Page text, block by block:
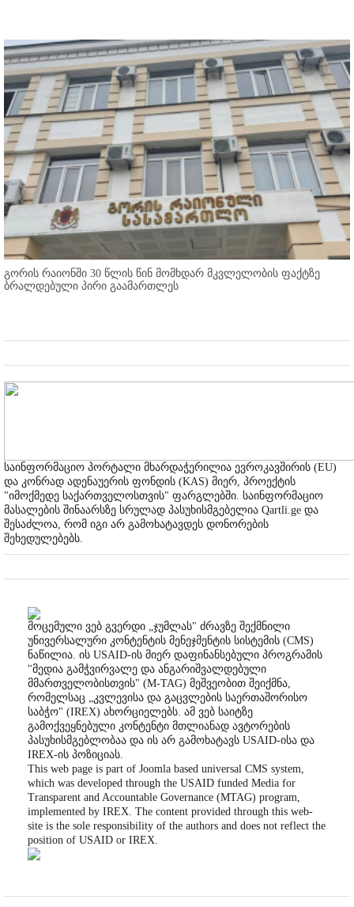
გორის რაიონში 30 წლის წინ მომხდარ მკვლელობის ფაქტზე
ბრალდებული პირი გაამართლეს
საინფორმაციო პორტალი მხარდაჭერილია ევროკავშირის (EU)
და კონრად ადენაუერის ფონდის (KAS) მიერ, პროექტის
"იმოქმედე საქართველოსთვის" ფარგლებში. საინფორმაციო
მასალების შინაარსზე სრულად პასუხისმგებელია Qartli.ge და
შესაძლოა, რომ იგი არ გამოხატავდეს დონორების
შეხედულებებს.
მოცემული ვებ გვერდი „ჯუმლას" ძრავზე შექმნილი
უნივერსალური კონტენტის მენეჯმენტის სისტემის (CMS)
ნაწილია. ის USAID-ის მიერ დაფინანსებული პროგრამის
"მედია გამჭვირვალე და ანგარიშვალდებული
მმართველობისთვის" (M-TAG) მეშვეობით შეიქმნა,
რომელსაც „კვლევისა და გაცვლების საერთაშორისო
საბჭო" (IREX) ახორციელებს. ამ ვებ საიტზე
გამოქვეყნებული კონტენტი მთლიანად ავტორების
პასუხისმგებლობაა და ის არ გამოხატავს USAID-ისა და
IREX-ის პოზიციას.
This web page is part of Joomla based universal CMS system,
which was developed through the USAID funded Media for
Transparent and Accountable Governance (MTAG) program,
implemented by IREX. The content provided through this web-
site is the sole responsibility of the authors and does not reflect the
position of USAID or IREX.